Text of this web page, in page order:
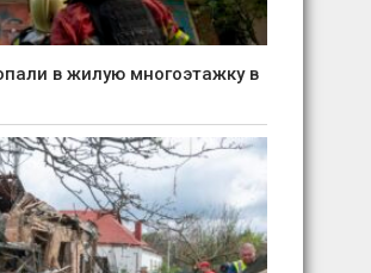
в жилую многоэтажку в